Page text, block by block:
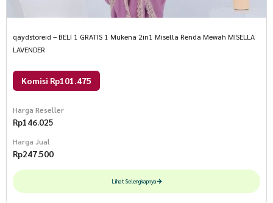
qaydstoreid – BELI 1 GRATIS 1 Mukena 2in1 Misella Renda Mewah MISELLA
LAVENDER
Komisi Rp101.475
Harga Reseller
Rp146.025
Harga Jual
Rp247.500
Lihat Selengkapnya